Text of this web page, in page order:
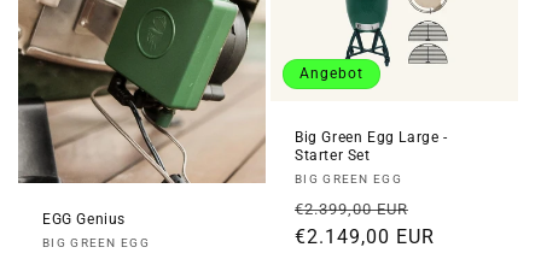
EGG Genius
Anbieter:
BIG GREEN EGG
Angebot
Big Green Egg Large -
Starter Set
Anbieter:
BIG GREEN EGG
Normaler
Preis
€2.399,00 EUR
€2.149,00 EUR